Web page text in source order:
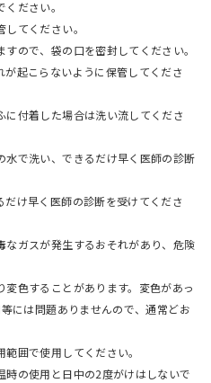
ださい。
てください。
ので、袋の口を密封してください。
起こらないように保管してくださ
付着した場合は洗い流してくださ
水で洗い、できるだけ早く医師の診断
け早く医師の診断を受けてくださ
なガスが発生するおそれがあり、危険
色することがあります。変色があっ
には問題ありませんので、通常どお
囲で使用してください。
の使用と日中の2度がけはしないで